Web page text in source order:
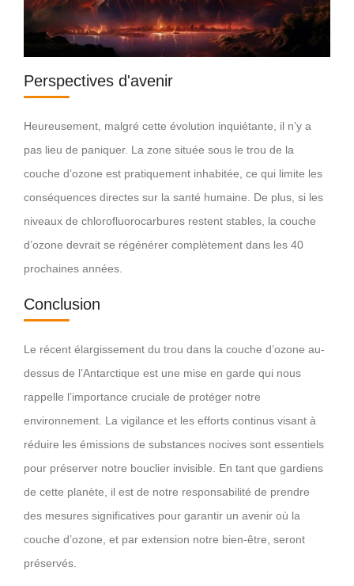
Perspectives d'avenir
Heureusement, malgré cette évolution inquiétante, il n’y a
pas lieu de paniquer. La zone située sous le trou de la
couche d’ozone est pratiquement inhabitée, ce qui limite les
conséquences directes sur la santé humaine. De plus, si les
niveaux de chlorofluorocarbures restent stables, la couche
d’ozone devrait se régénérer complètement dans les 40
prochaines années.
Conclusion
Le récent élargissement du trou dans la couche d’ozone au-
dessus de l’Antarctique est une mise en garde qui nous
rappelle l’importance cruciale de protéger notre
environnement. La vigilance et les efforts continus visant à
réduire les émissions de substances nocives sont essentiels
pour préserver notre bouclier invisible. En tant que gardiens
de cette planète, il est de notre responsabilité de prendre
des mesures significatives pour garantir un avenir où la
couche d’ozone, et par extension notre bien-être, seront
préservés.